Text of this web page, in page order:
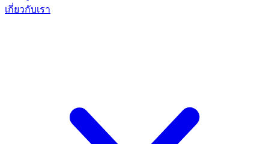
เกี่ยวกับเรา